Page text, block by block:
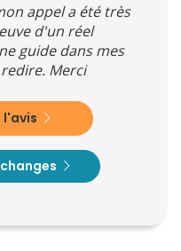
appel a été très
d'un réel
guide dans mes
Merci
l'avis